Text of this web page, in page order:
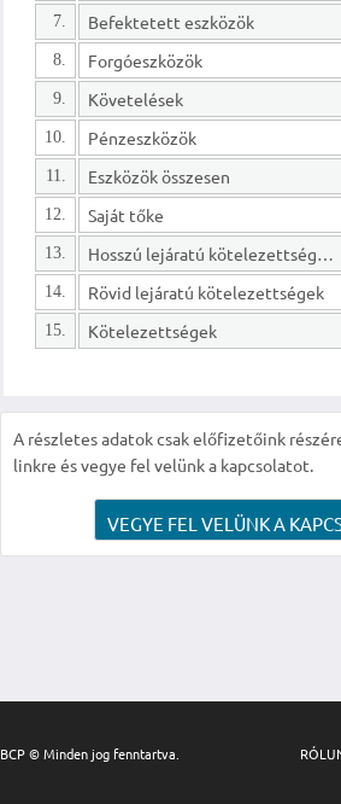
7. Befektetett eszközök
8. Forgóeszközök
9. Követelések
10. Pénzeszközök
11. Eszközök összesen
12. Saját tőke
13. Hosszú lejáratú kötelezettségek
14. Rövid lejáratú kötelezettségek
15. Kötelezettségek
A részletes adatok csak előfizetőink
linkre és vegye fel velünk a kapcsolatot.
VEGYE FEL VELÜNK A
BCP © Minden jog fenntartva.